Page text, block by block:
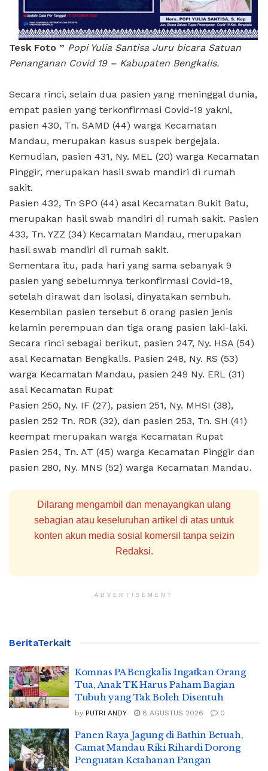
Tesk Foto ” Popi Yulia Santisa Juru bicara Satuan
Penanganan Covid 19 – Kabupaten Bengkalis.
Secara rinci, selain dua pasien yang meninggal dunia,
empat pasien yang terkonfirmasi Covid-19 yakni,
pasien 430, Tn. SAMD (44) warga Kecamatan
Mandau, merupakan kasus suspek bergejala.
Kemudian, pasien 431, Ny. MEL (20) warga Kecamatan
Pinggir, merupakan hasil swab mandiri di rumah
sakit.
Pasien 432, Tn SPO (44) asal Kecamatan Bukit Batu,
merupakan hasil swab mandiri di rumah sakit. Pasien
433, Tn. YZZ (34) Kecamatan Mandau, merupakan
hasil swab mandiri di rumah sakit.
Sementara itu, pada hari yang sama sebanyak 9
pasien yang sebelumnya terkonfirmasi Covid-19,
setelah dirawat dan isolasi, dinyatakan sembuh.
Kesembilan pasien tersebut 6 orang pasien jenis
kelamin perempuan dan tiga orang pasien laki-laki.
Secara rinci sebagai berikut, pasien 247, Ny. HSA (54)
asal Kecamatan Bengkalis. Pasien 248, Ny. RS (53)
warga Kecamatan Mandau, pasien 249 Ny. ERL (31)
asal Kecamatan Rupat
Pasien 250, Ny. IF (27), pasien 251, Ny. MHSI (38),
pasien 252 Tn. RDR (32), dan pasien 253, Tn. SH (41)
keempat merupakan warga Kecamatan Rupat
Pasien 254, Tn. AT (45) warga Kecamatan Pinggir dan
pasien 280, Ny. MNS (52) warga Kecamatan Mandau.
Dilarang mengambil dan menayangkan ulang
sebagian atau keseluruhan artikel di atas untuk
konten akun media sosial komersil tanpa seizin
Redaksi.
ADVERTISEMENT
BeritaTerkait
Komnas PA Bengkalis Ingatkan Orang
Tua, Anak TK Harus Paham Bagian
Tubuh yang Tak Boleh Disentuh
by PUTRI ANDY 8 AGUSTUS 2026 0
Panen Raya Jagung di Bathin Betuah,
Camat Mandau Riki Rihardi Dorong
Penguatan Ketahanan Pangan